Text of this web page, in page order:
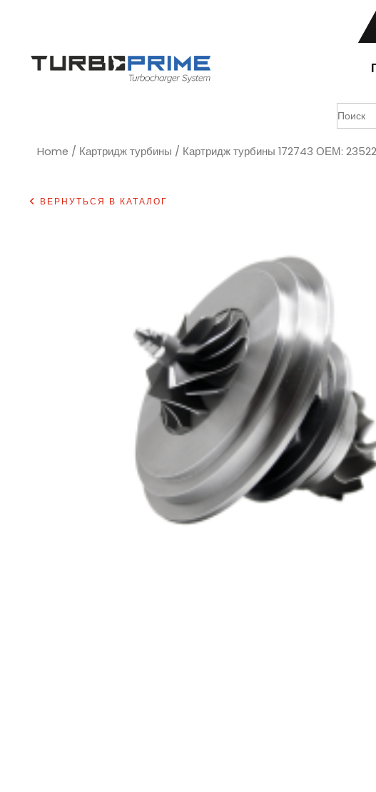
Search
for:
Home / Картридж турбины / Картридж турбины 172743 ОЕМ:
ВЕРНУТЬСЯ В КАТАЛОГ